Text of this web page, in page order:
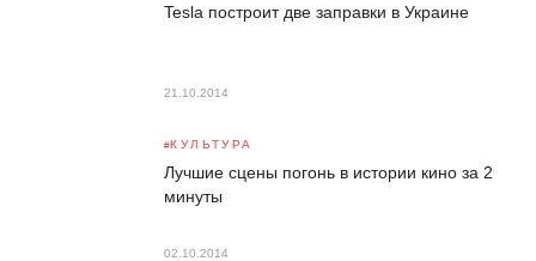
Tesla построит две заправки в Украине
21.10.2014
КУЛЬТУРА
Лучшие сцены погонь в истории кино за 2
минуты
02.10.2014